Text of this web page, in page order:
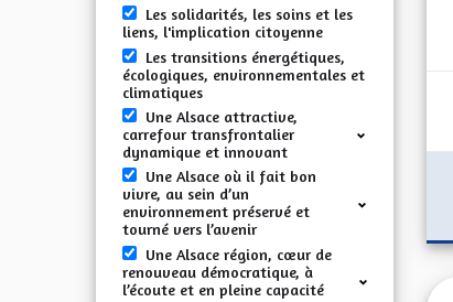
Les solidarités, les soins et les
liens, l'implication citoyenne
Les transitions énergétiques,
écologiques, environnementales et
climatiques
Une Alsace attractive,
carrefour transfrontalier
dynamique et innovant
Une Alsace où il fait bon
vivre, au sein d’un
environnement préservé et
tourné vers l’avenir
Une Alsace région, cœur de
renouveau démocratique, à
l’écoute et en pleine capacité